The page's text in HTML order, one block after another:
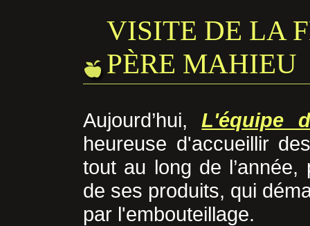
VISITE DE LA
PÈRE MAHIEU
Aujourd’hui,L'équipe
heureuse d'accueillir
tout au long de
de ses produits, qui
par l'embouteillage.